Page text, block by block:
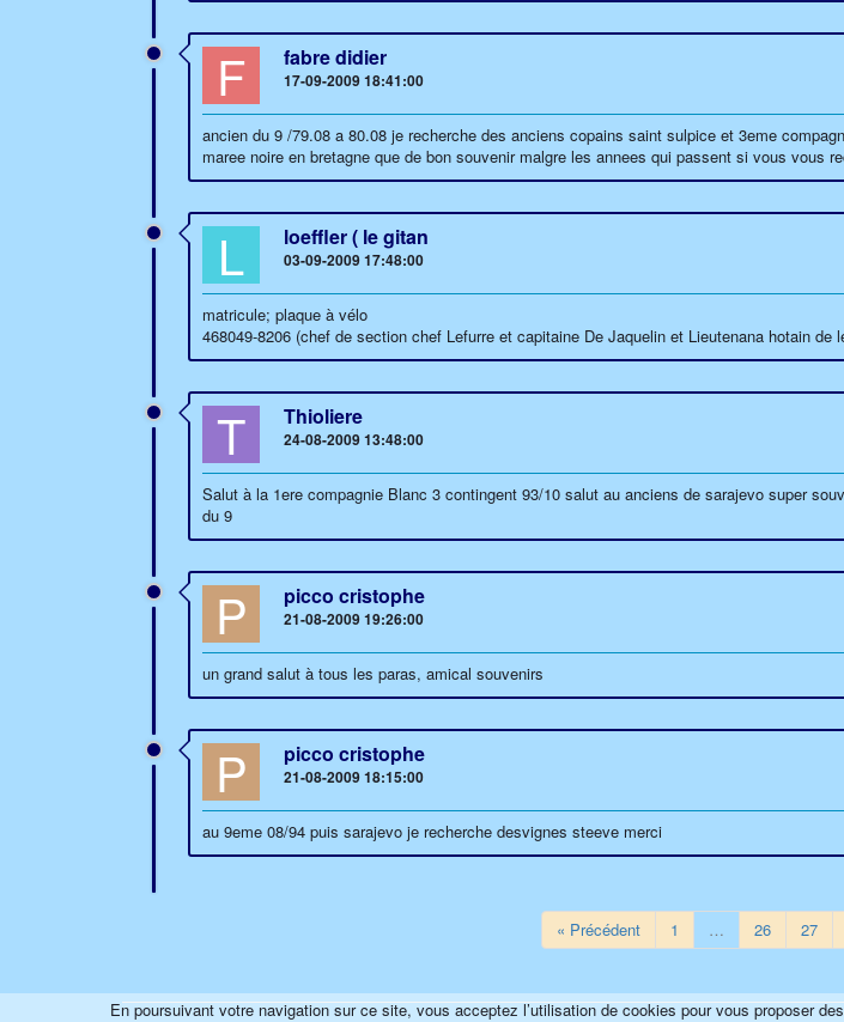
En poursuivant votre navigation sur ce site, vous acceptez l’utilisation de cookies pour vous proposer
F fabre didier
17-09-2009 18:41:00
ancien du 9 /79.08 a 80.08 je recherche des anciens copains saint sulpice et 3eme
maree noire en bretagne que de bon souvenir malgre les annees qui passent si vous vous
L loeffler ( le gitan
03-09-2009 17:48:00
matricule; plaque à vélo
468049-8206 (chef de section chef Lefurre et capitaine De Jaquelin et Lieutenana hotain de
T Thioliere
24-08-2009 13:48:00
Salut à la 1ere compagnie Blanc 3 contingent 93/10 salut au anciens de sarajevo super
du 9
P picco cristophe
21-08-2009 19:26:00
un grand salut à tous les paras, amical souvenirs
P picco cristophe
21-08-2009 18:15:00
au 9eme 08/94 puis sarajevo je recherche desvignes steeve merci
« Précédent 1 … 26 27